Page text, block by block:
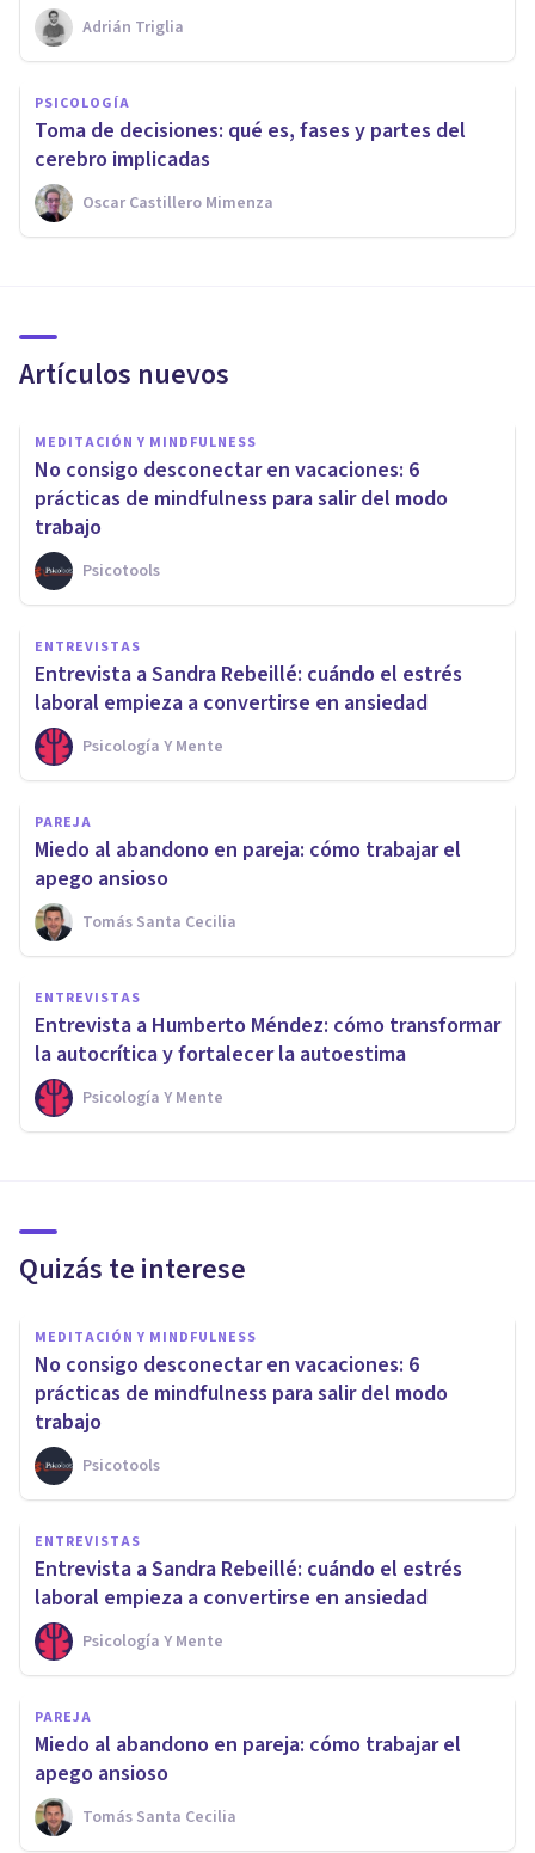
Adrián Triglia
PSICOLOGÍA
Toma de decisiones: qué es, fases y partes del
cerebro implicadas
Oscar Castillero Mimenza
Artículos nuevos
MEDITACIÓN Y MINDFULNESS
No consigo desconectar en vacaciones: 6
prácticas de mindfulness para salir del modo
trabajo
Psicotools
ENTREVISTAS
Entrevista a Sandra Rebeillé: cuándo el estrés
laboral empieza a convertirse en ansiedad
Psicología Y Mente
PAREJA
Miedo al abandono en pareja: cómo trabajar el
apego ansioso
Tomás Santa Cecilia
ENTREVISTAS
Entrevista a Humberto Méndez: cómo transformar
la autocrítica y fortalecer la autoestima
Psicología Y Mente
Quizás te interese
MEDITACIÓN Y MINDFULNESS
No consigo desconectar en vacaciones: 6
prácticas de mindfulness para salir del modo
trabajo
Psicotools
ENTREVISTAS
Entrevista a Sandra Rebeillé: cuándo el estrés
laboral empieza a convertirse en ansiedad
Psicología Y Mente
PAREJA
Miedo al abandono en pareja: cómo trabajar el
apego ansioso
Tomás Santa Cecilia